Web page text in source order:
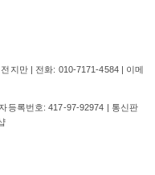
지만 | 전화: 010-7171-4584 | 이메
등록번호:417-97-92974 | 통신판